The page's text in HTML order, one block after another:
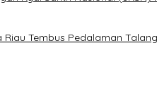
Riau Tembus Pedalaman